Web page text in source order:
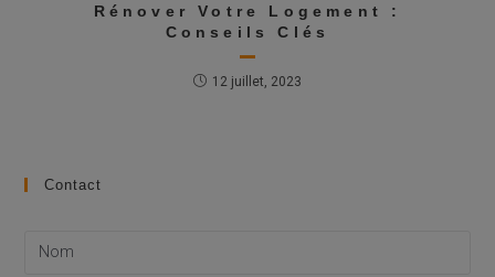
Rénover Votre Logement :
Conseils Clés
12 juillet, 2023
Contact